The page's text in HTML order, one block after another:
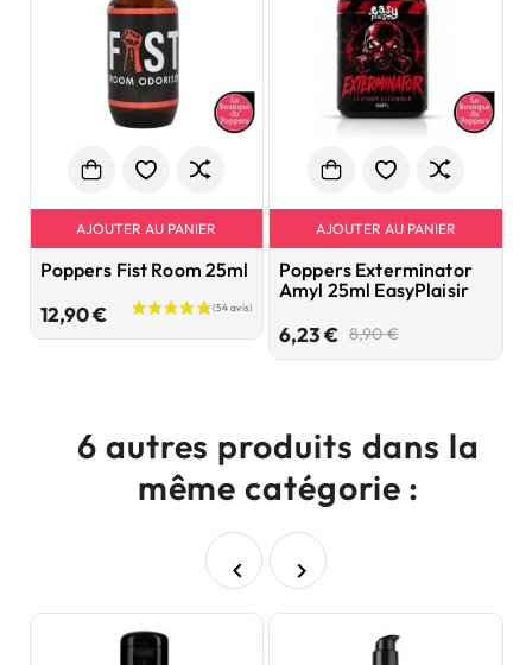
AJOUTER AU PANIER
Poppers Fist Room 25ml
12,90 €Prix
AJOUTER AU PANIER
Poppers Exterminator
Amyl 25ml EasyPlaisir
6,23 € 8,90 €
6 autres produits dans la
même catégorie :
 